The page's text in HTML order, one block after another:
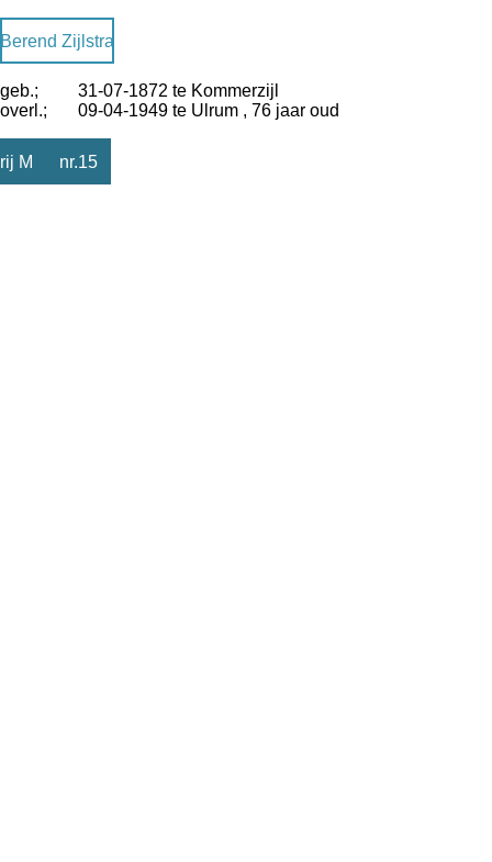
Berend Zijlstra
geb.; 31-07-1872 te Kommerzijl
overl.; 09-04-1949 te Ulrum , 76 jaar oud
rij M nr.15